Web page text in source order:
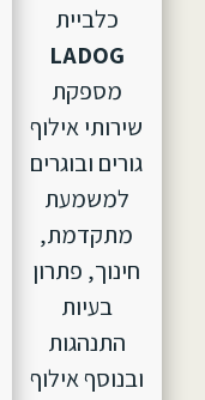
כלביית
LADOG
מספקת
שירותי אילוף
גורים ובוגרים
למשמעת
מתקדמת,
חינוך, פתרון
בעיות
התנהגות
ובנוסף אילוף